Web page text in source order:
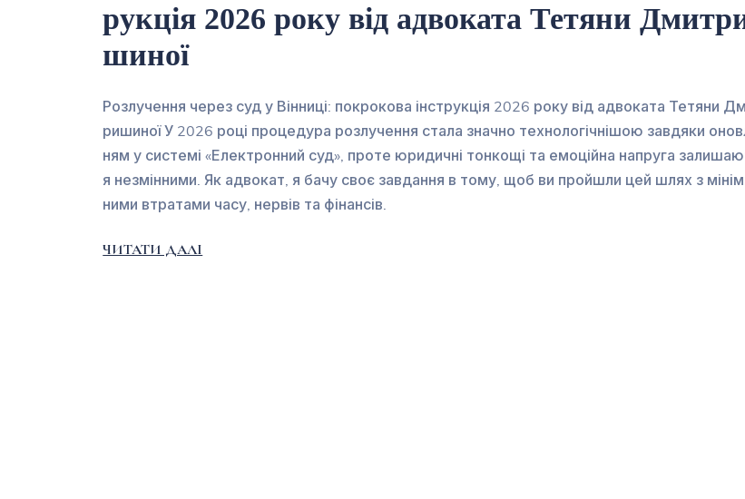
рукція 2026 року від адвоката Тетяни
шиної
Розлучення через суд у Вінниці: покрокова інструкція 2026 року від адвоката Тетяни
ришиної У 2026 році процедура розлучення стала значно технологічнішою завдяки
ням у системі «Електронний суд», проте юридичні тонкощі та емоційна напруга
я незмінними. Як адвокат, я бачу своє завдання в тому, щоб ви пройшли цей шлях з
ними втратами часу, нервів та фінансів.
ЧИТАТИ ДАЛІ